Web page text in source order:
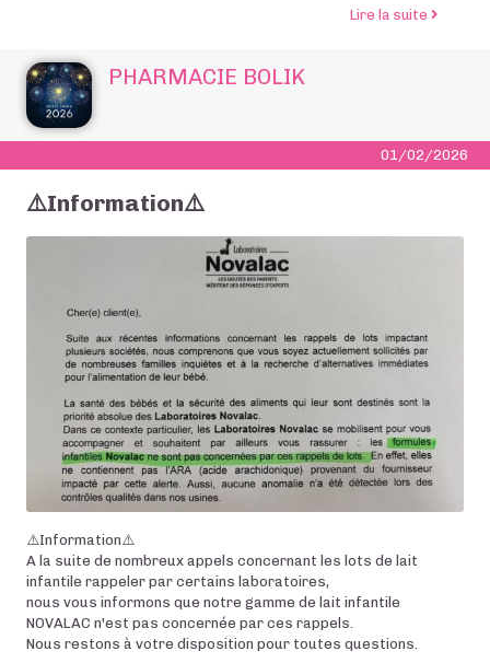
Lire la suite de
PHARMACIE BOLIK
01/02/2026
⚠️Information⚠️
⚠️Information⚠️
A la suite de nombreux appels concernant les lots de lait
infantile rappeler par certains laboratoires,
nous vous informons que notre gamme de lait infantile
NOVALAC n'est pas concernée par ces rappels.
Nous restons à votre disposition pour toutes questions.